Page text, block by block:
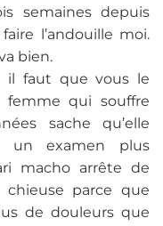
semaines depuis
l’andouille moi.
bien.
il faut que vous le
qui souffre
sache qu’elle
un examen plus
macho arrête de
parce que
de douleurs que